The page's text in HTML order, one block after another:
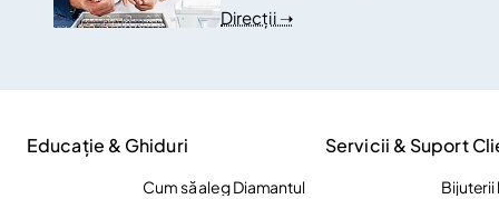
Direcții ➝
Educație & Ghiduri
Cum să aleg Diamantul
Servicii & Suport
Bijuterii